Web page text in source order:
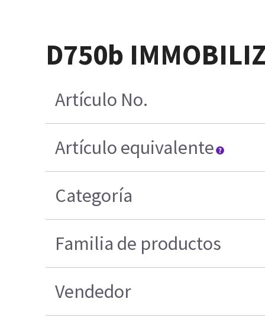
D750b
Artículo No.
Artículo equivalente
Categoría
Familia de productos
Vendedor